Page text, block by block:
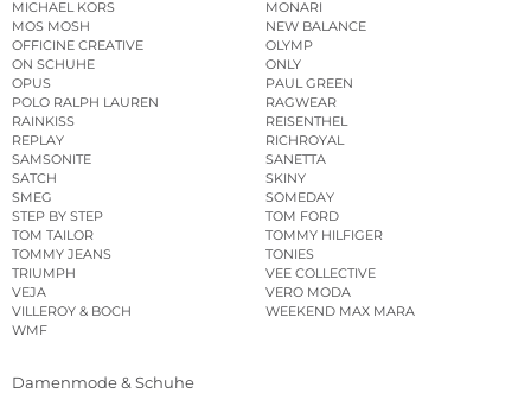
MICHAEL KORS
MONARI
MOS MOSH
NEW BALANCE
OFFICINE CREATIVE
OLYMP
ON SCHUHE
ONLY
OPUS
PAUL GREEN
POLO RALPH LAUREN
RAGWEAR
RAINKISS
REISENTHEL
REPLAY
RICHROYAL
SAMSONITE
SANETTA
SATCH
SKINY
SMEG
SOMEDAY
STEP BY STEP
TOM FORD
TOM TAILOR
TOMMY HILFIGER
TOMMY JEANS
TONIES
TRIUMPH
VEE COLLECTIVE
VEJA
VERO MODA
VILLEROY & BOCH
WEEKEND MAX MARA
WMF
Damenmode & Schuhe